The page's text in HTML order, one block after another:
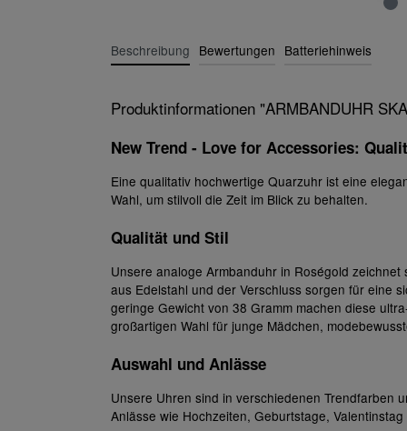
Beschreibung Bewertungen Batteriehinweis
Produktinformationen "ARMBANDUHR
New Trend - Love for Accessories:
Eine qualitativ hochwertige Quarzuhr ist eine
Wahl, um stilvoll die Zeit im Blick zu behalten.
Qualität und Stil
Unsere analoge Armbanduhr in Roségold
aus Edelstahl und der Verschluss sorgen für eine
geringe Gewicht von 38 Gramm machen diese
großartigen Wahl für junge Mädchen,
Auswahl und Anlässe
Unsere Uhren sind in verschiedenen Trendfarben
Anlässe wie Hochzeiten, Geburtstage, Valentinstag